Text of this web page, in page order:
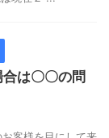
合は〇〇の問